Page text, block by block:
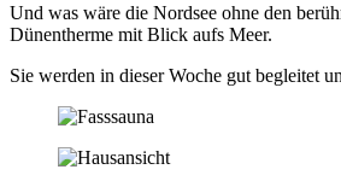
Und was wäre die Nordsee ohne den
Dünentherme mit Blick aufs Meer.
Sie werden in dieser Woche gut begleitet